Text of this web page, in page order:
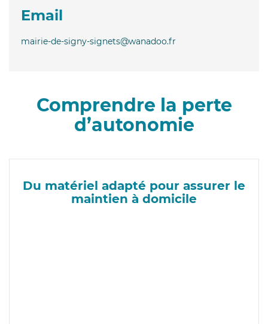
Email
mairie-de-signy-signets@wanadoo.fr
Comprendre la perte
d’autonomie
Du matériel adapté pour assurer le
maintien à domicile